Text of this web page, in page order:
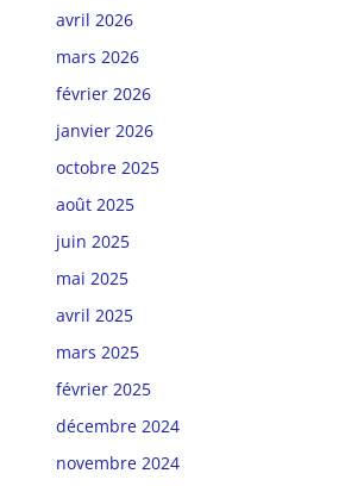
avril 2026
mars 2026
février 2026
janvier 2026
octobre 2025
août 2025
juin 2025
mai 2025
avril 2025
mars 2025
février 2025
décembre 2024
novembre 2024